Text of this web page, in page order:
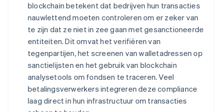
blockchain betekent dat bedrijven hun transacties
nauwlettend moeten controleren om er zeker van
te zijn dat ze niet in zee gaan met gesanctioneerde
entiteiten. Dit omvat het verifiëren van
tegenpartijen, het screenen van walletadressen op
sanctielijsten en het gebruik van blockchain
analysetools om fondsen te traceren. Veel
betalingsverwerkers integreren deze compliance
laag direct in hun infrastructuur om transacties